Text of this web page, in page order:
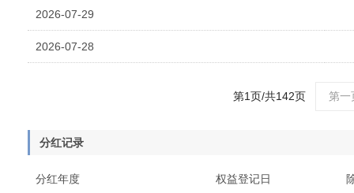
2026-07-29
2026-07-28
第1页/共142页 第一
分红记录
分红年度 权益登记日